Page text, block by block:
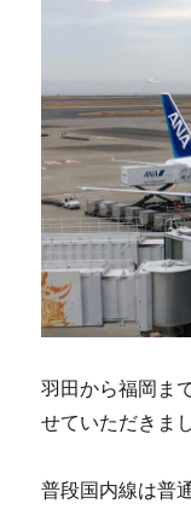
羽田から福岡ま
せていただきま
普段国内線は普